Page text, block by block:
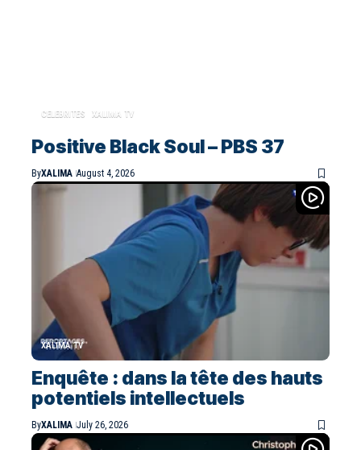
CELEBRITES XALIMA TV
Positive Black Soul – PBS 37
ByXALIMA August 4, 2026
XALIMA TV
Enquête : dans la tête des hauts
potentiels intellectuels
ByXALIMA July 26, 2026